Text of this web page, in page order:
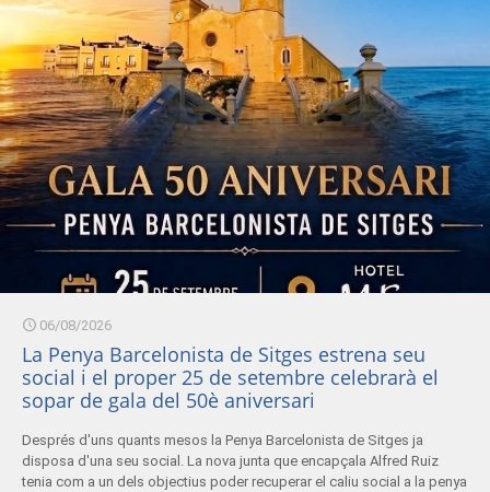
06/08/2026
La Penya Barcelonista de Sitges estrena seu
social i el proper 25 de setembre celebrarà el
sopar de gala del 50è aniversari
Després d'uns quants mesos la Penya Barcelonista de Sitges ja
disposa d'una seu social. La nova junta que encapçala Alfred Ruiz
tenia com a un dels objectius poder recuperar el caliu social a la penya